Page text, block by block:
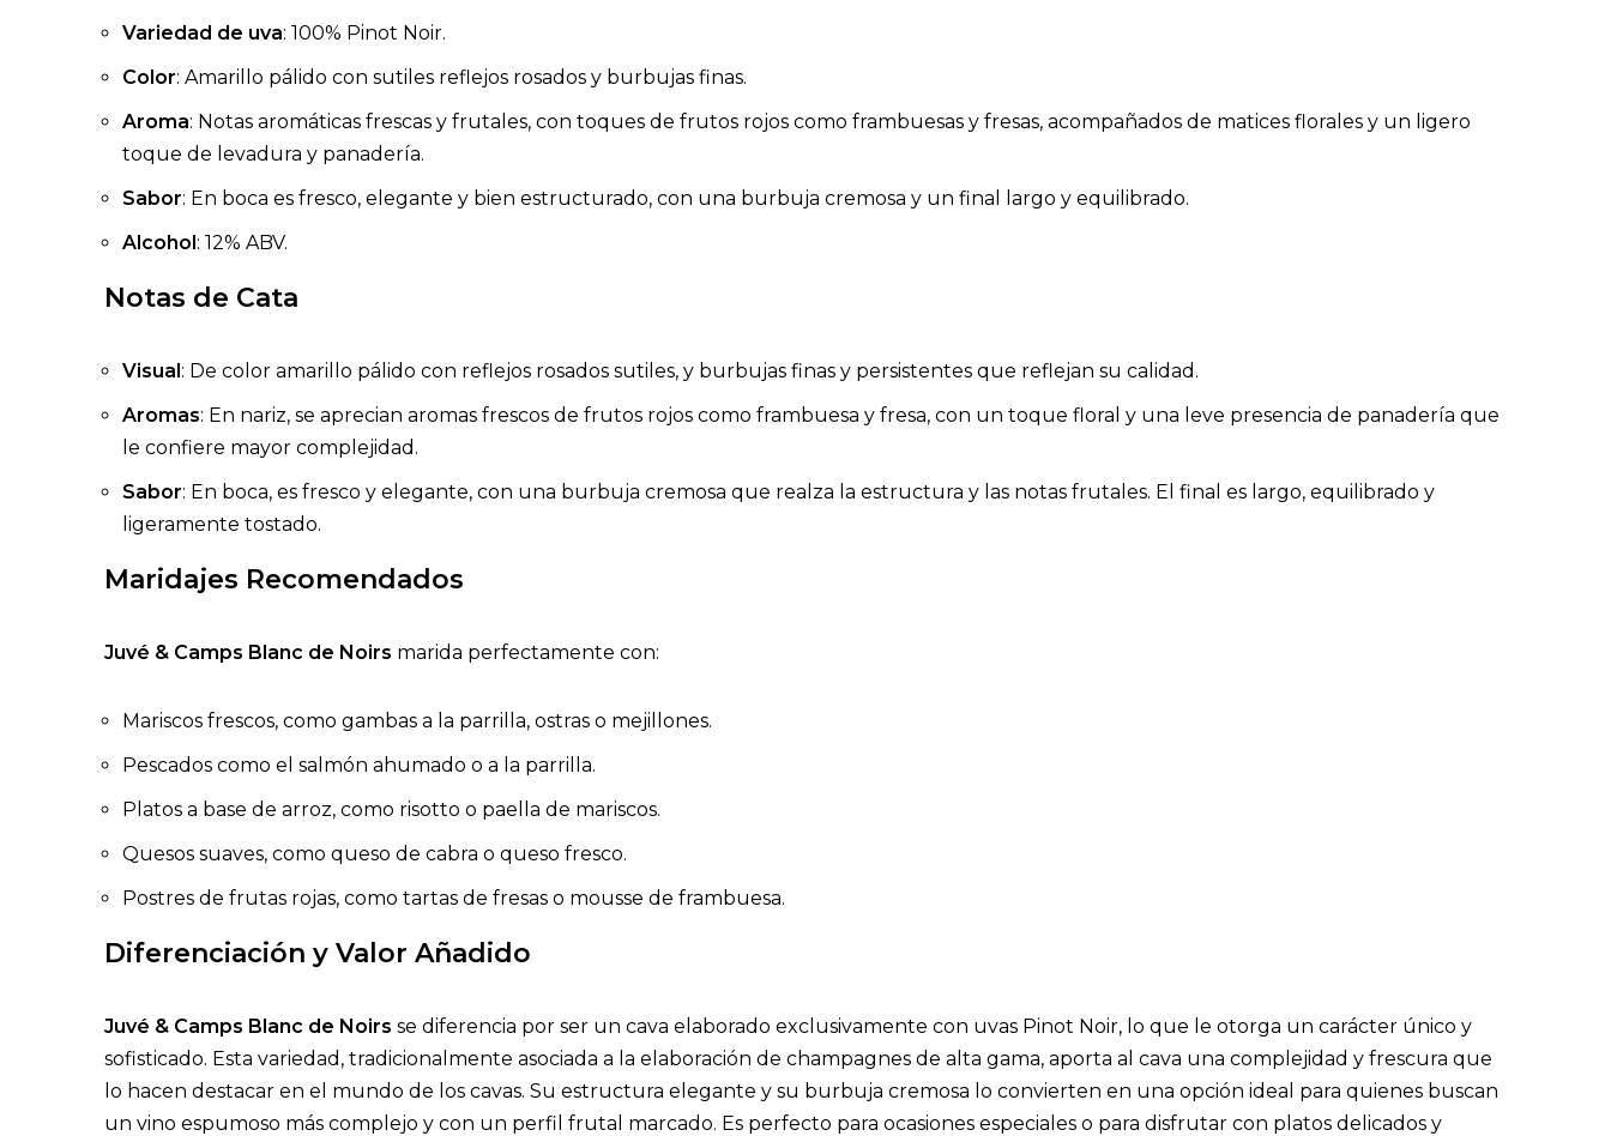
Variedad de uva: 100% Pinot Noir.
Color: Amarillo pálido con sutiles reflejos rosados y burbujas finas.
Aroma: Notas aromáticas frescas y frutales, con toques de frutos rojos como frambuesas y fresas, acompañados de matices florales y un ligero
toque de levadura y panadería.
Sabor: En boca es fresco, elegante y bien estructurado, con una burbuja cremosa y un final largo y equilibrado.
Alcohol: 12% ABV.
Notas de Cata
Visual: De color amarillo pálido con reflejos rosados sutiles, y burbujas finas y persistentes que reflejan su calidad.
Aromas: En nariz, se aprecian aromas frescos de frutos rojos como frambuesa y fresa, con un toque floral y una leve presencia de panadería que
le confiere mayor complejidad.
Sabor: En boca, es fresco y elegante, con una burbuja cremosa que realza la estructura y las notas frutales. El final es largo, equilibrado y
ligeramente tostado.
Maridajes Recomendados
Juvé & Camps Blanc de Noirs marida perfectamente con:
Mariscos frescos, como gambas a la parrilla, ostras o mejillones.
Pescados como el salmón ahumado o a la parrilla.
Platos a base de arroz, como risotto o paella de mariscos.
Quesos suaves, como queso de cabra o queso fresco.
Postres de frutas rojas, como tartas de fresas o mousse de frambuesa.
Diferenciación y Valor Añadido
Juvé & Camps Blanc de Noirs se diferencia por ser un cava elaborado exclusivamente con uvas Pinot Noir, lo que le otorga un carácter único y
sofisticado. Esta variedad, tradicionalmente asociada a la elaboración de champagnes de alta gama, aporta al cava una complejidad y frescura que
lo hacen destacar en el mundo de los cavas. Su estructura elegante y su burbuja cremosa lo convierten en una opción ideal para quienes buscan
un vino espumoso más complejo y con un perfil frutal marcado. Es perfecto para ocasiones especiales o para disfrutar con platos delicados y